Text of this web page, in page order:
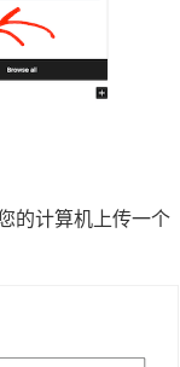
的计算机上传一个